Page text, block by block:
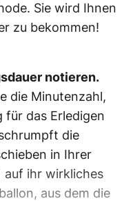
Sie wird Ihnen
zu bekommen!
notieren.
die Minutenzahl,
für das Erledigen
die
in Ihrer
auf ihr wirkliches
aus dem die